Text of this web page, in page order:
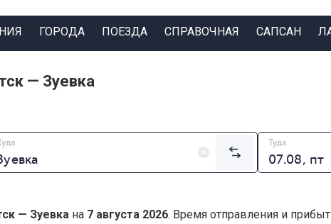
ГОРОДА ПОЕЗДА СПРАВОЧНАЯ САПСАН
— Зуевка
Туда
— Зуевка на 7 августа 2026. Время отправления и